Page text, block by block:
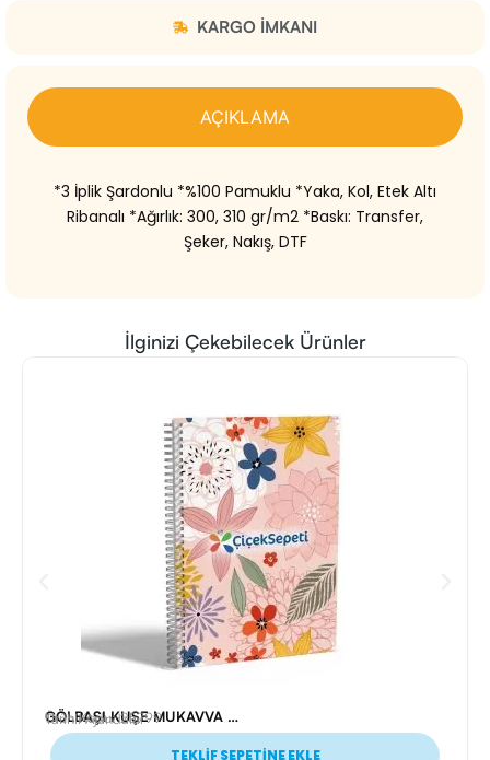
KARGO IMKANI
AÇIKLAMA
*3 İplik Şardonlu *%100 Pamuklu *Yaka, Kol, Etek Altı
Ribanalı *Ağırlık: 300, 310 gr/m2 *Baskı: Transfer,
Şeker, Nakış, DTF
İlginizi Çekebilecek Ürünler
GÖLBAŞI KUŞE MUKAVVA SIVAMA SPİRALLİ AJANDA (17X24 CM)
Ürün Kodu: 25799
Tarihli Ajandalar
TEKLİF SEPETİNE EKLE